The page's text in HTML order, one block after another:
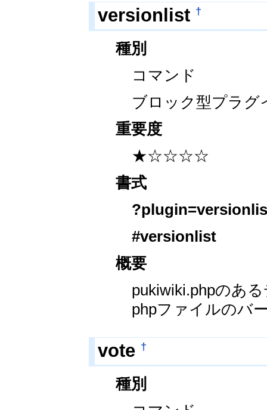
versionlist †
種別
コマンド
ブロック型プラグ
重要度
★☆☆☆☆
書式
#versionlist
概要
pukiwiki.phpのあ
phpファイルのバ
vote †
種別